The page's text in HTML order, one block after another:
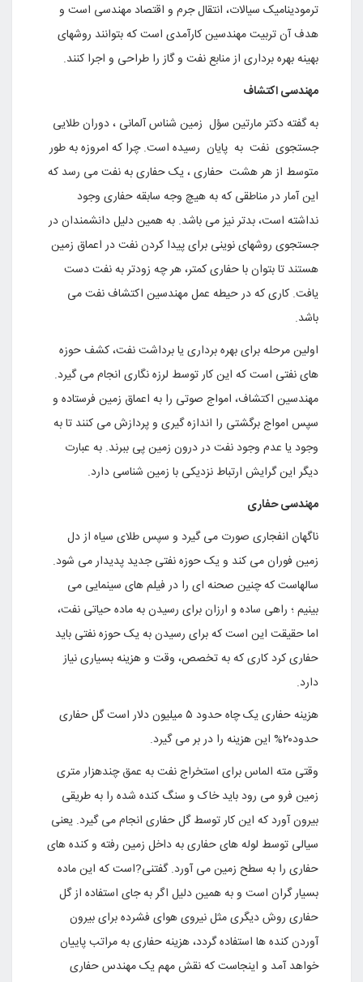
ترمودینامیک سیالات، انتقال جرم و اقتصاد مهندسی است و
هدف آن تربیت مهندسین کارآمدی است که بتوانند روشهای
بهینه بهره برداری از منابع نفت و گاز را طراحی و اجرا کنند.
مهندسی اکتشاف
به گفته دکتر مارتین سؤل زمین شناس آلمانی ، دوران طلایی
جستجوی نفت به پایان رسیده است. چرا که امروزه به طور
متوسط از هر هشت حفاری ، یک حفاری به نفت می رسد که
این آمار در مناطقی که به هیچ وجه سابقه حفاری وجود
نداشته است، بدتر نیز می باشد. به همین دلیل دانشمندان در
جستجوی روشهای نوینی برای پیدا کردن نفت در اعماق زمین
هستند تا بتوان با حفاری کمتر، هر چه زودتر به نفت دست
یافت. کاری که در حیطه عمل مهندسین اکتشاف نفت می
باشد.
اولین مرحله برای بهره برداری یا برداشت نفت، کشف حوزه
های نفتی است که این کار توسط لرزه نگاری انجام می گیرد.
مهندسین اکتشاف، امواج صوتی را به اعماق زمین فرستاده و
سپس امواج برگشتی را اندازه گیری و پردازش می کنند تا به
وجود یا عدم وجود نفت در درون زمین پی ببرند. به عبارت
دیگر این گرایش ارتباط نزدیکی با زمین شناسی دارد.
مهندسی حفاری
ناگهان انفجاری صورت می گیرد و سپس طلای سیاه از دل
زمین فوران می کند و یک حوزه نفتی جدید پدیدار می شود.
سالهاست که چنین صحنه ای را در فیلم های سینمایی می
بینیم ؛ راهی ساده و ارزان برای رسیدن به ماده حیاتی نفت،
اما حقیقت این است که برای رسیدن به یک حوزه نفتی باید
حفاری کرد کاری که به تخصص، وقت و هزینه بسیاری نیاز
دارد.
هزینه حفاری یک چاه حدود ۵ میلیون دلار است گل حفاری
حدود۲۰% این هزینه را در بر می گیرد.
وقتی مته الماس برای استخراج نفت به عمق چندهزار متری
زمین فرو می رود باید خاک و سنگ کنده شده را به طریقی
بیرون آورد که این کار توسط گل حفاری انجام می گیرد. یعنی
سیالی توسط لوله های حفاری به داخل زمین رفته و کنده های
حفاری را به سطح زمین می آورد. گفتنی?است که این ماده
بسیار گران است و به همین دلیل اگر به جای استفاده از گل
حفاری روش دیگری مثل نیروی هوای فشرده برای بیرون
آوردن کنده ها استفاده گردد، هزینه حفاری به مراتب پاییان
خواهد آمد و اینجاست که نقش مهم یک مهندس حفاری